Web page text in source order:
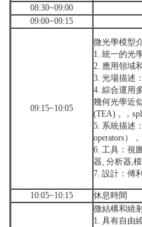
08:30~09:00
09:00~09:15
09:15~10:05
微光學模型
1. 統一的光
2. 應用領域
3. 光場描述
4. 綜合運用
幾何光學近
(TEA)，，
5. 系統描述
operators）
6. 工具：視
器, 分析器,
7. 設計：傅
10:05~10:15 休息時間
微結構和繞
1. 具有自由